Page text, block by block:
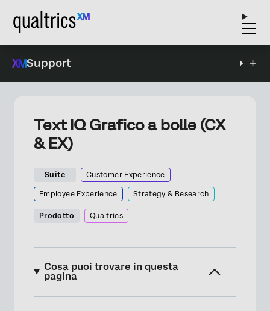
Support
Text IQ Grafico a bolle (CX
& EX)
Suite Customer Experience
Employee Experience Strategy & Research
Prodotto Qualtrics
Cosa puoi trovare in questa
pagina